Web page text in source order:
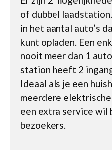
of dubbel
in het aantal auto’s
kunt opladen. Een
nooit meer dan 1
station heeft 2
Ideaal als je een
meerdere
een extra service wil
bezoekers.